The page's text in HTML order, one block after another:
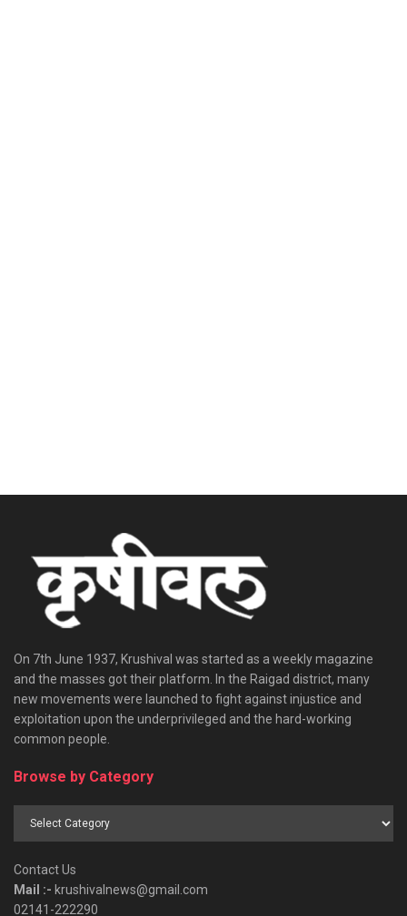
On 7th June 1937, Krushival was started as a weekly magazine
and the masses got their platform. In the Raigad district, many
new movements were launched to fight against injustice and
exploitation upon the underprivileged and the hard-working
common people.
Browse by Category
Browse
Contact Us
Mail :- krushivalnews@gmail.com
02141-222290